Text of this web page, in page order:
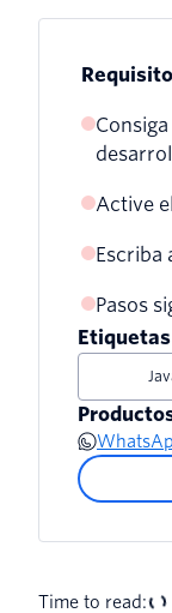
Active
Escriba
Pasos
Etiquetas
Time to read: